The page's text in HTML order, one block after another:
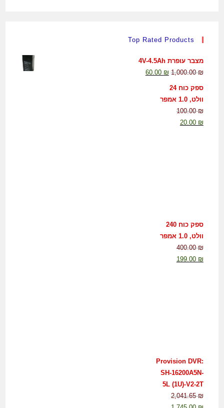
Top Rated Products
מצבר עופרת 4V-4.5Ah
1,000.00₪
60.00 ₪
ספק כוח 24
וולט, 1.0 אמפר
100.00₪
20.00 ₪
ספק כוח 240
וולט, 1.0 אמפר
400.00₪
199.00 ₪
Provision DVR:
SH-16200A5N-
5L (1U)-V2-2T
2,041.65₪